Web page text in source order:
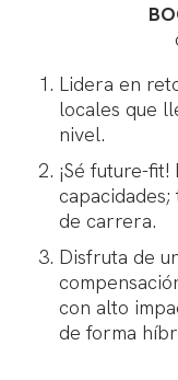
Lidera en
locales que
nivel.
¡Sé future-
de carrera.
Disfruta de
con alto
de forma